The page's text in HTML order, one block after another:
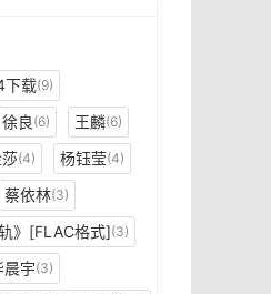
下载(9)
徐良(6) 王麟(6)
(4) 杨钰莹(4)
蔡依林(3)
》[FLAC格式](3)
晨宇(3)